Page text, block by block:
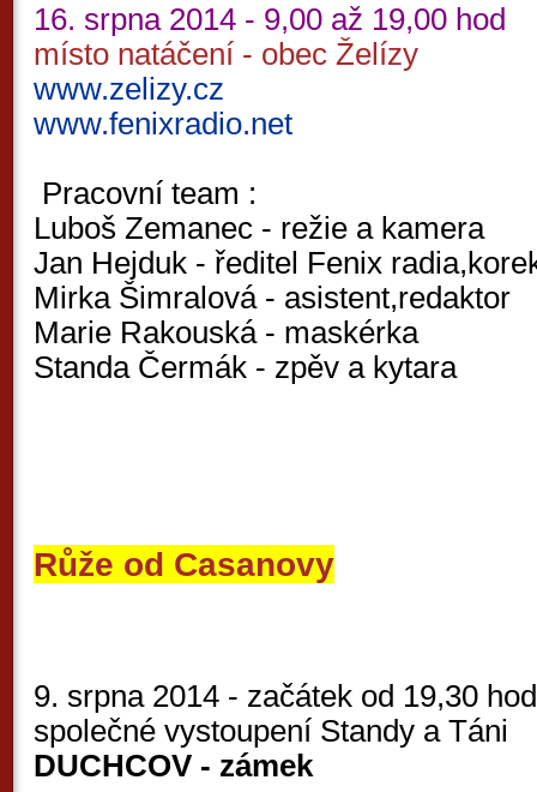
16. srpna 2014 - 9,00 až 19,00 hod
místo natáčení - obec Želízy
www.zelizy.cz
www.fenixradio.net
Pracovní team :
Luboš Zemanec - režie a kamera
Jan Hejduk - ředitel Fenix
Mirka Šimralová - asistent,redaktor
Marie Rakouská - maskérka
Standa Čermák - zpěv a kytara
Růže od Casanovy
9. srpna 2014 - začátek od 19,30
společné vystoupení Standy a Táni
DUCHCOV - zámek